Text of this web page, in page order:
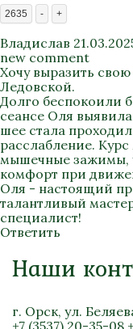
2635 - +
Владислав
new comment
Хочу выразить
Ледовской.
Долго беспокоили
сеансе Оля
шее стала
расслабление.
мышечные зажимы,
комфорт при
Оля - настоящий
талантливый
специалист!
Ответить
Наши
г. Орск, ул.
+7 (3537) 20-35-08